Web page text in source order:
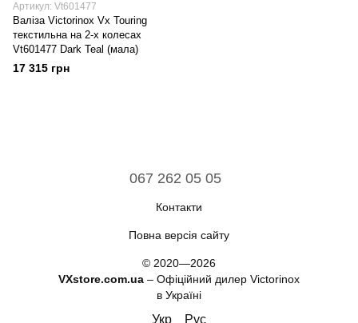
Артикул: Vt601477
Валіза Victorinox Vx Touring
текстильна на 2-х колесах
Vt601477 Dark Teal (мала)
17 315 грн
067 262 05 05
Контакти
Повна версія сайту
© 2020—2026
VXstore.com.ua – Офіційний дилер Victorinox
в Україні
Укр Рус